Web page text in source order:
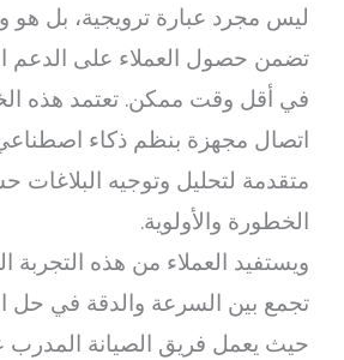
ليس مجرد عبارة ترويجية، بل هو
تضمن حصول العملاء على الدعم
في أقل وقت ممكن. تعتمد هذه
اتصال مجهزة بنظم ذكاء
متقدمة لتحليل وتوجيه
الخطورة والأولوية.
ويستفيد العملاء من هذه التجربة
تجمع بين السرعة والدقة في حل
حيث يعمل فريق الصيانة المدرب